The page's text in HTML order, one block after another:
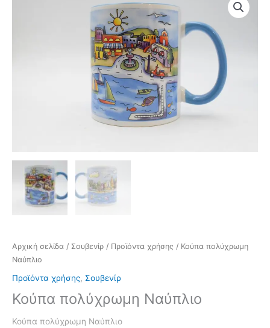
Αρχική σελίδα / Σουβενίρ / Προϊόντα χρήσης / Κούπα πολύχρωμη
Ναύπλιο
Προϊόντα χρήσης, Σουβενίρ
Κούπα πολύχρωμη Ναύπλιο
Κούπα πολύχρωμη Ναύπλιο